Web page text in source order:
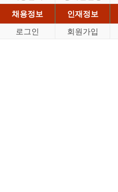
채용정보
인재정보
로그인
회원가입